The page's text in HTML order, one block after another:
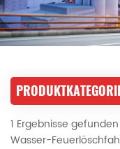
1 Ergebnisse
Wasser-